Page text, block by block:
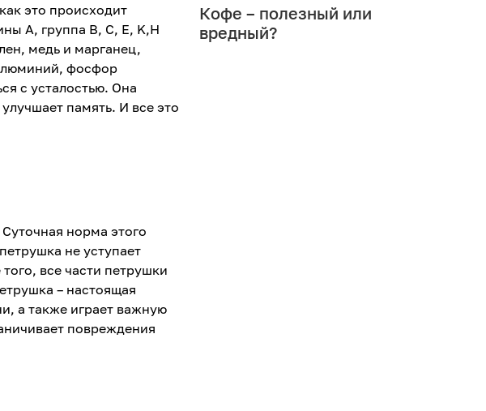
это происходит
А, группа B, С, Е, K,Н
медь и марганец,
фосфор
с усталостью. Она
память. И все это
норма этого
не уступает
все части петрушки
– настоящая
а также играет важную
повреждения
Кофе – полезный или
вредный?